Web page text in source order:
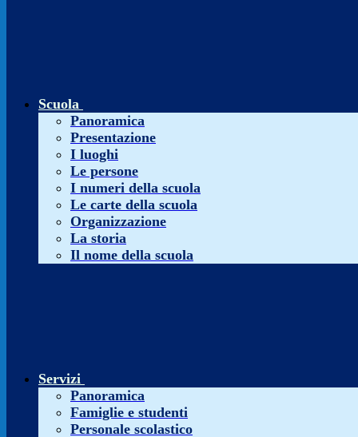
Scuola
Panoramica
Presentazione
I luoghi
Le persone
I numeri della scuola
Le carte della scuola
Organizzazione
La storia
Il nome della scuola
Servizi
Panoramica
Famiglie e studenti
Personale scolastico